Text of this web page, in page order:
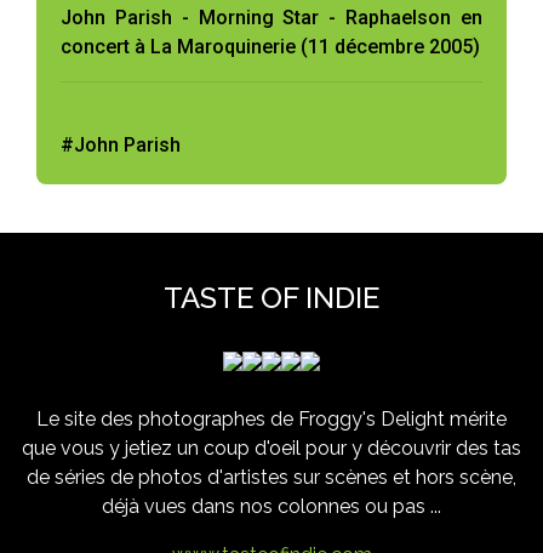
John Parish - Morning Star - Raphaelson en
concert à La Maroquinerie (11 décembre 2005)
#John Parish
TASTE OF INDIE
Le site des photographes de Froggy's Delight mérite
que vous y jetiez un coup d'oeil pour y découvrir des tas
de séries de photos d'artistes sur scènes et hors scène,
déjà vues dans nos colonnes ou pas ...